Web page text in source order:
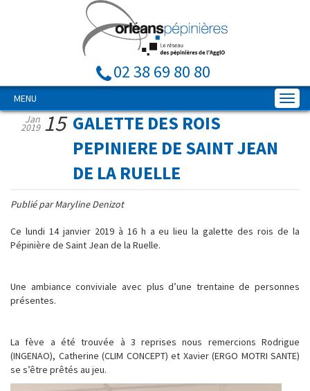
02 38 69 80 80
MENU
GALETTE DES ROIS
PEPINIERE DE SAINT JEAN
DE LA RUELLE
Jan
2019 15
Publié par Maryline Denizot
Ce lundi 14 janvier 2019 à 16 h a eu lieu la galette des rois de la
Pépinière de Saint Jean de la Ruelle.
Une ambiance conviviale avec plus d’une trentaine de personnes
présentes.
La fève a été trouvée à 3 reprises nous remercions Rodrigue
(INGENAO), Catherine (CLIM CONCEPT) et Xavier (ERGO MOTRI SANTE)
se s’être prêtés au jeu.